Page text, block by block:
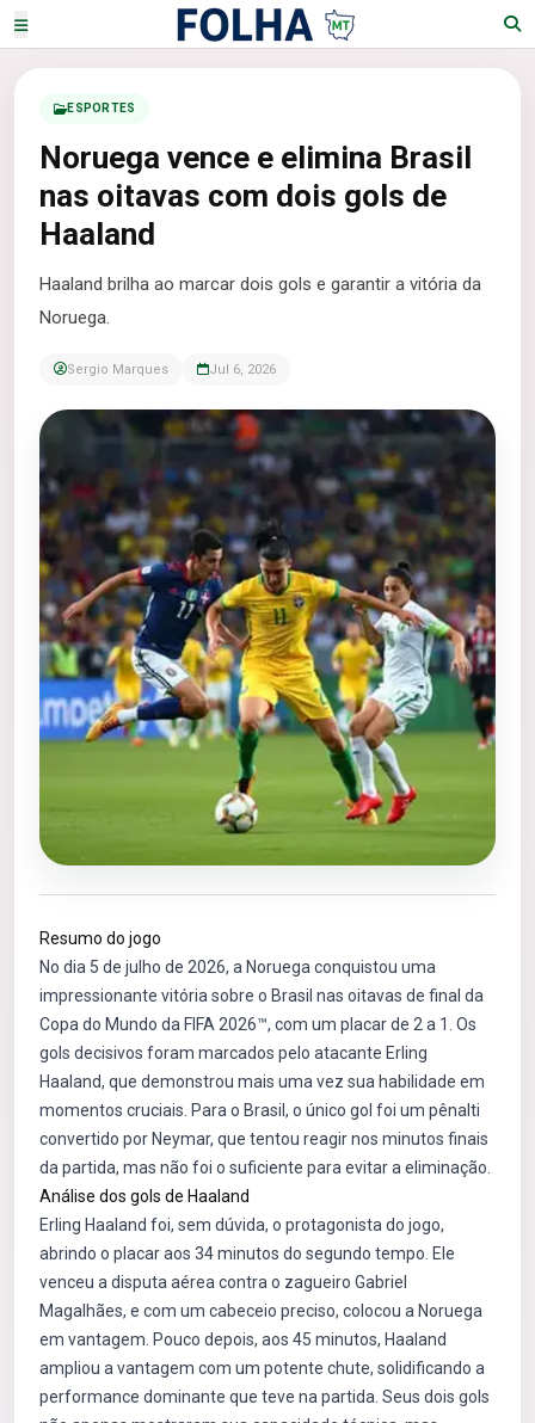
ESPORTES
Noruega vence e elimina Brasil
nas oitavas com dois gols de
Haaland
Haaland brilha ao marcar dois gols e garantir a vitória da
Noruega.
Sergio Marques Jul 6, 2026
Resumo do jogo
No dia 5 de julho de 2026, a Noruega conquistou uma
impressionante vitória sobre o Brasil nas oitavas de final da
Copa do Mundo da FIFA 2026™, com um placar de 2 a 1. Os
gols decisivos foram marcados pelo atacante Erling
Haaland, que demonstrou mais uma vez sua habilidade em
momentos cruciais. Para o Brasil, o único gol foi um pênalti
convertido por Neymar, que tentou reagir nos minutos finais
da partida, mas não foi o suficiente para evitar a eliminação.
Análise dos gols de Haaland
Erling Haaland foi, sem dúvida, o protagonista do jogo,
abrindo o placar aos 34 minutos do segundo tempo. Ele
venceu a disputa aérea contra o zagueiro Gabriel
Magalhães, e com um cabeceio preciso, colocou a Noruega
em vantagem. Pouco depois, aos 45 minutos, Haaland
ampliou a vantagem com um potente chute, solidificando a
performance dominante que teve na partida. Seus dois gols